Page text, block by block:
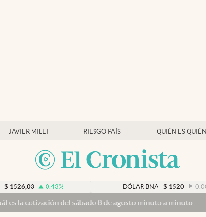
JAVIER MILEI RIESGO PAÍS QUIÉN ES QUIÉN
0.43% $ 1520 0.00%
del sábado 8 de agosto minuto a minuto